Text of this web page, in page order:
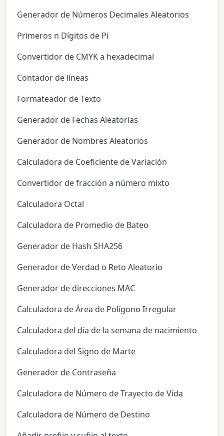
Generador de Números Decimales Aleatorios
Primeros n Dígitos de Pi
Convertidor de CMYK a hexadecimal
Contador de líneas
Formateador de Texto
Generador de Fechas Aleatorias
Generador de Nombres Aleatorios
Calculadora de Coeficiente de Variación
Convertidor de fracción a número mixto
Calculadora Octal
Calculadora de Promedio de Bateo
Generador de Hash SHA256
Generador de Verdad o Reto Aleatorio
Generador de direcciones MAC
Calculadora de Área de Polígono Irregular
Calculadora del día de la semana de nacimiento
Calculadora del Signo de Marte
Generador de Contraseña
Calculadora de Número de Trayecto de Vida
Calculadora de Número de Destino